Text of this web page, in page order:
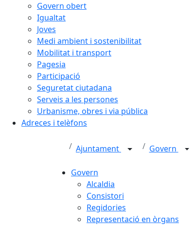
Govern obert
Igualtat
Joves
Medi ambient i sostenibilitat
Mobilitat i transport
Pagesia
Participació
Seguretat ciutadana
Serveis a les persones
Urbanisme, obres i via pública
Adreces i telèfons
Ajuntament Govern
Govern
Alcaldia
Consistori
Regidories
Representació en òrgans